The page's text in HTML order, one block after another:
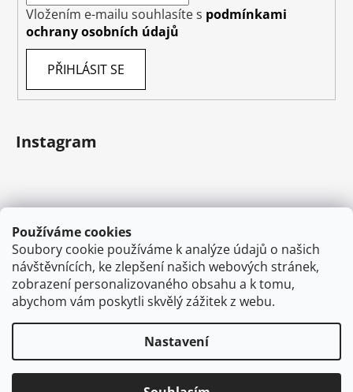
Používáme cookies
Soubory cookie používáme k analýze údajů o našich
návštěvnících, ke zlepšení našich webových stránek,
zobrazení personalizovaného obsahu a k tomu,
abychom vám poskytli skvělý zážitek z webu.
Nastavení
Vložením e-mailu souhlasíte s podmínkami
ochrany osobních údajů
PŘIHLÁSIT SE
Instagram
Sledovat na Instagramu